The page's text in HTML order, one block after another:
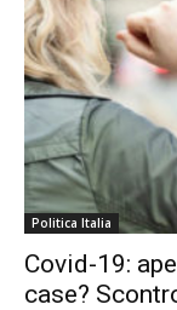
Politica Italia
Covid-19:
case?